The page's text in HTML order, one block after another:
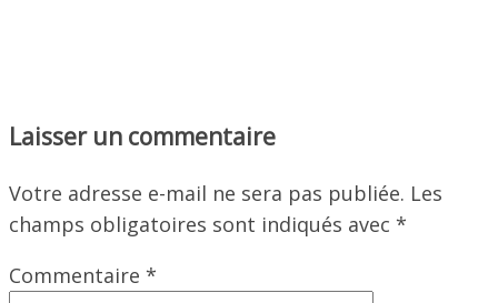
Laisser un commentaire
Votre adresse e-mail ne sera pas publiée. Les
champs obligatoires sont indiqués avec *
Commentaire *